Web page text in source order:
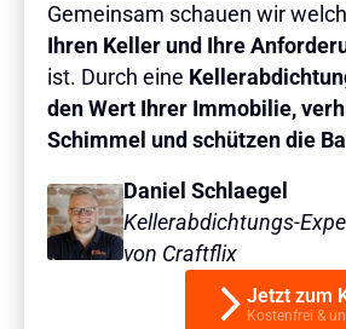
Gemeinsam schauen wir
Ihren Keller und Ihre
ist. Durch eine
den Wert Ihrer Immobilie,
Schimmel und schützen die
Daniel Schlaegel
Kellerabdichtungs-
von Craftflix
Jetzt zum
Kostenfrei &